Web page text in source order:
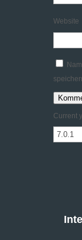
Website
Current